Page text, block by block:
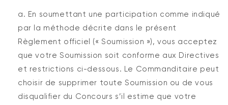
a. En soumettant une participation comme indiqué
par la méthode décrite dans le présent
Règlement officiel (« Soumission »), vous acceptez
que votre Soumission soit conforme aux Directives
et restrictions ci-dessous. Le Commanditaire peut
choisir de supprimer toute Soumission ou de vous
disqualifier du Concours s’il estime que votre